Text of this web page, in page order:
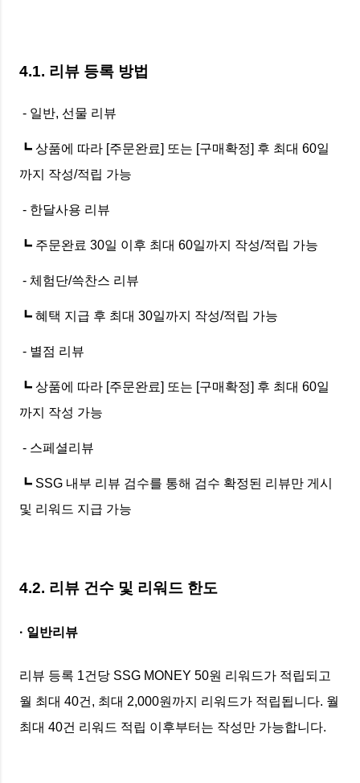
4.1. 리뷰 등록 방법
- 일반, 선물 리뷰
┗ 상품에 따라 [주문완료] 또는 [구매확정] 후 최대 60일
까지 작성/적립 가능
- 한달사용 리뷰
┗ 주문완료 30일 이후 최대 60일까지 작성/적립 가능
- 체험단/쓱찬스 리뷰
┗ 혜택 지급 후 최대 30일까지 작성/적립 가능
- 별점 리뷰
┗ 상품에 따라 [주문완료] 또는 [구매확정] 후 최대 60일
까지 작성 가능
- 스페셜리뷰
┗ SSG 내부 리뷰 검수를 통해 검수 확정된 리뷰만 게시
및 리워드 지급 가능
4.2. 리뷰 건수 및 리워드 한도
· 일반리뷰
리뷰 등록 1건당 SSG MONEY 50원 리워드가 적립되고
월 최대 40건, 최대 2,000원까지 리워드가 적립됩니다. 월
최대 40건 리워드 적립 이후부터는 작성만 가능합니다.